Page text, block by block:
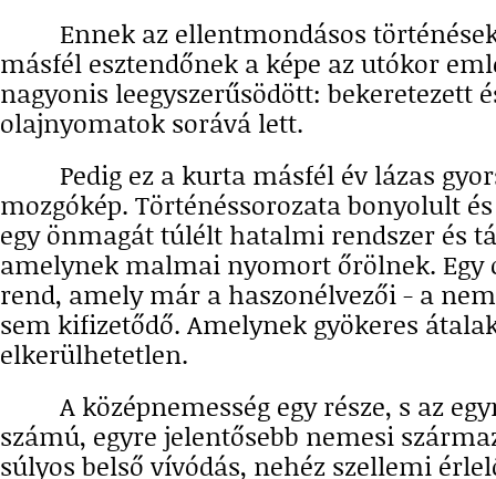
Ennek az ellentmondásos
másfél esztendőnek a képe az utókor
nagyonis leegyszerűsödött: bekeretezett
olajnyomatok sorává lett.
Pedig ez a kurta másfél év lázas
mozgókép. Történéssorozata bonyolult
egy önmagát túlélt hatalmi rendszer és
amelynek malmai nyomort őrölnek. Egy
rend, amely már a haszonélvezői - a
sem kifizetődő. Amelynek gyökeres
elkerülhetetlen.
A középnemesség egy része, s az
számú, egyre jelentősebb nemesi
súlyos belső vívódás, nehéz szellemi